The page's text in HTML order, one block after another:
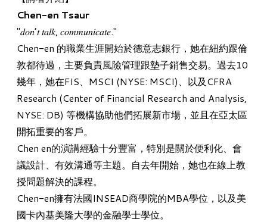
Chen-en Tsaur
"𝑑𝑜𝑛’𝑡 𝑡𝑎𝑙𝑘, 𝑐𝑜𝑚𝑚𝑢𝑛𝑖𝑐𝑎𝑡𝑒."
Chen-en 的職業生涯開始於德意志銀行 ，她在紐約跟倫
敦都待過，主要負責風險管理跟墊子銷售交易。過去10
幾年，她在FIS、 MSCI (NYSE: MSCI)、以及CFRA
Research (Center of Financial Research and Analysis,
NYSE: DB) 等機構協助他們拓展新市場，並且在亞太區
開拓重要的客戶。
Chen en的演講經驗十分豐富，特別是關於便利化、會
議設計、有效溝通等主題。自去年開始，她也在線上教
授問題解決的課程。
Chen-en擁有法國INSEAD商學院的MBA學位 ，以及美
國卡內基美隆大學的金融學士學位。